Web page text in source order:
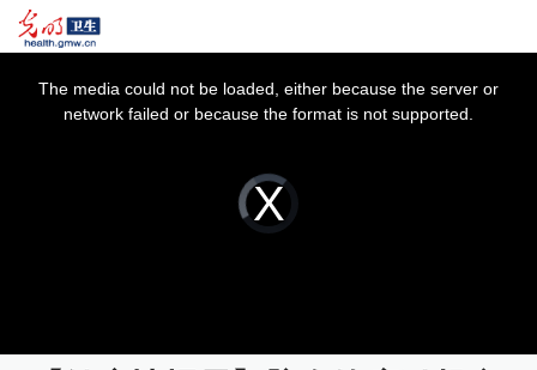
Video
Player
is
loading.
The media could not be loaded, either because the server or
network failed or because the format is not supported.